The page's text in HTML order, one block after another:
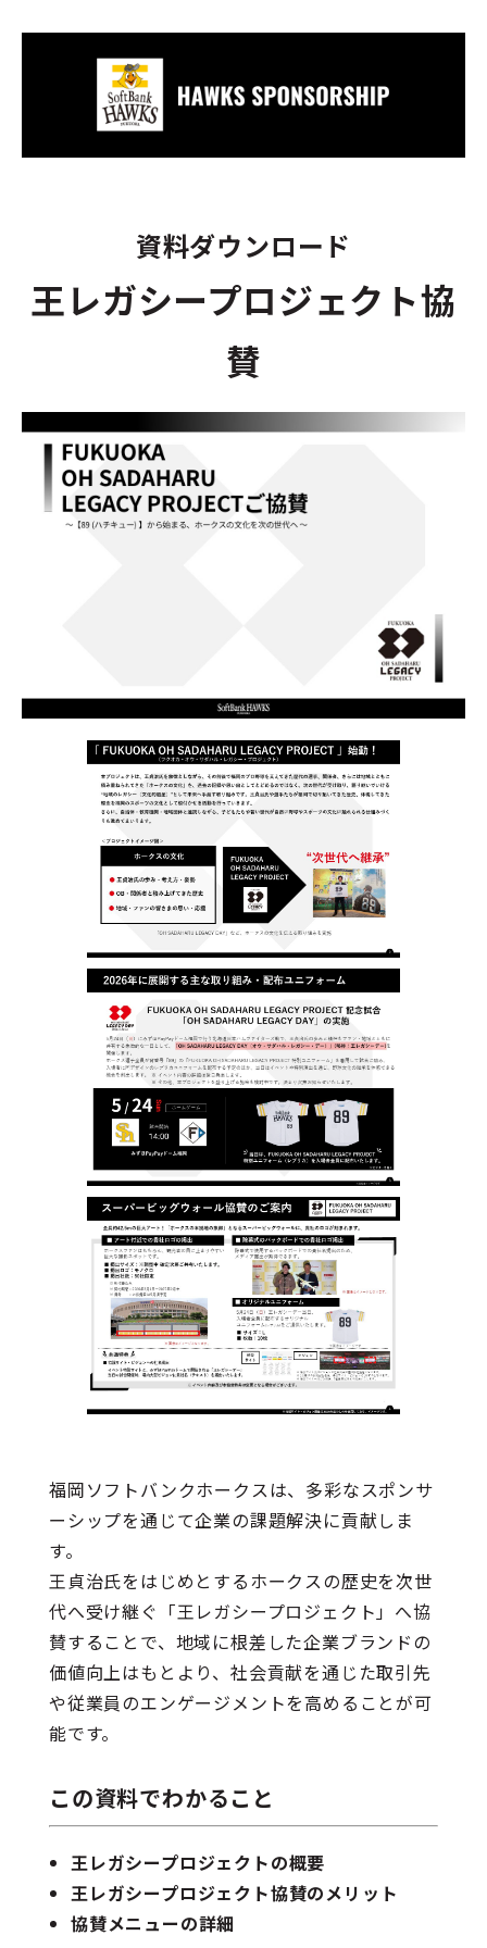
資料ダウンロード
王レガシープロジェクト協
賛
福岡ソフトバンクホークスは、多彩なスポンサ
ーシップを通じて企業の課題解決に貢献しま
す。
王貞治氏をはじめとするホークスの歴史を次世
代へ受け継ぐ「王レガシープロジェクト」へ協
賛することで、地域に根差した企業ブランドの
価値向上はもとより、社会貢献を通じた取引先
や従業員のエンゲージメントを高めることが可
能です。
この資料でわかること
王レガシープロジェクトの概要
王レガシープロジェクト協賛のメリット
協賛メニューの詳細